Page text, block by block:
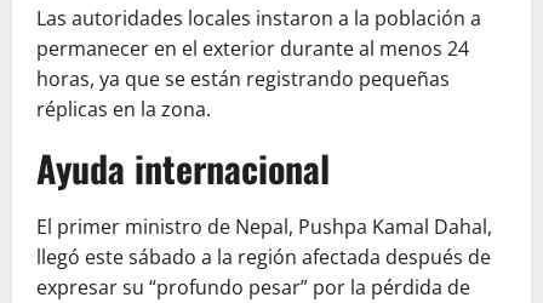
Las autoridades locales instaron a la población a
permanecer en el exterior durante al menos 24
horas, ya que se están registrando pequeñas
réplicas en la zona.
Ayuda internacional
El primer ministro de Nepal, Pushpa Kamal Dahal,
llegó este sábado a la región afectada después de
expresar su “profundo pesar” por la pérdida de